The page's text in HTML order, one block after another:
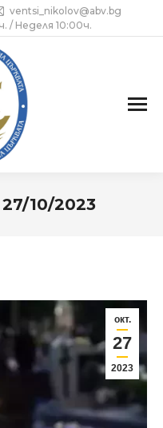
ventsi_nikolov@abv.bg
/ Неделя 10:00ч.
27/10/2023
окт.
27
2023